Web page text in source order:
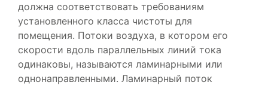
должна соответствовать требованиям
установленного класса чистоты для
помещения. Потоки воздуха, в котором его
скорости вдоль параллельных линий тока
одинаковы, называются ламинарными или
однонаправленными. Ламинарный поток